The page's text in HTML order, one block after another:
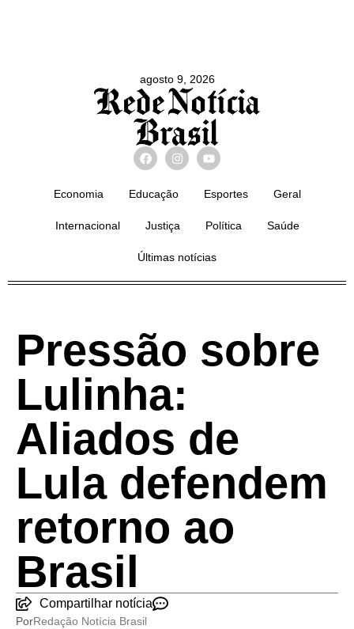
agosto 9, 2026
Economia Educação Esportes Geral
Internacional Justiça Política Saúde
Últimas notícias
Pressão sobre
Lulinha:
Aliados de
Lula defendem
retorno ao
Brasil
Compartilhar notícia
PorRedação Notícia Brasil